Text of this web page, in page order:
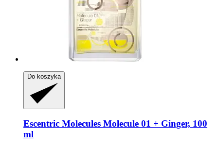
Do koszyka
Escentric Molecules Molecule 01 + Ginger, 100
ml